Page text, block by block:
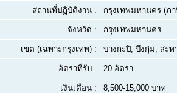
สถานที่ปฏิบัติงาน : กรุงเทพมหานคร (ภ
จังหวัด : กรุงเทพมหานคร
เขต (เฉพาะกรุงเทพ) : บางกะปิ, บึงกุ่ม, สะ
อัตราที่รับ : 20 อัตรา
เงินเดือน : 8,500-15,000 บาท